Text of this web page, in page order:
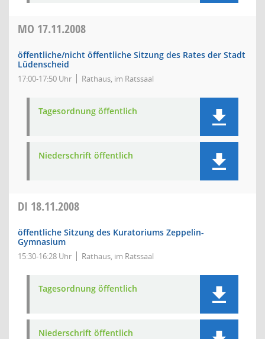
MO 17.11.2008
öffentliche/nicht öffentliche Sitzung des Rates der Stadt
Lüdenscheid
17:00-17:50 Uhr Rathaus, im Ratssaal
Tagesordnung öffentlich
Niederschrift öffentlich
DI 18.11.2008
öffentliche Sitzung des Kuratoriums Zeppelin-
Gymnasium
15:30-16:28 Uhr Rathaus, im Ratssaal
Tagesordnung öffentlich
Niederschrift öffentlich